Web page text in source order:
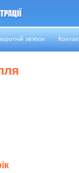
зв’язок